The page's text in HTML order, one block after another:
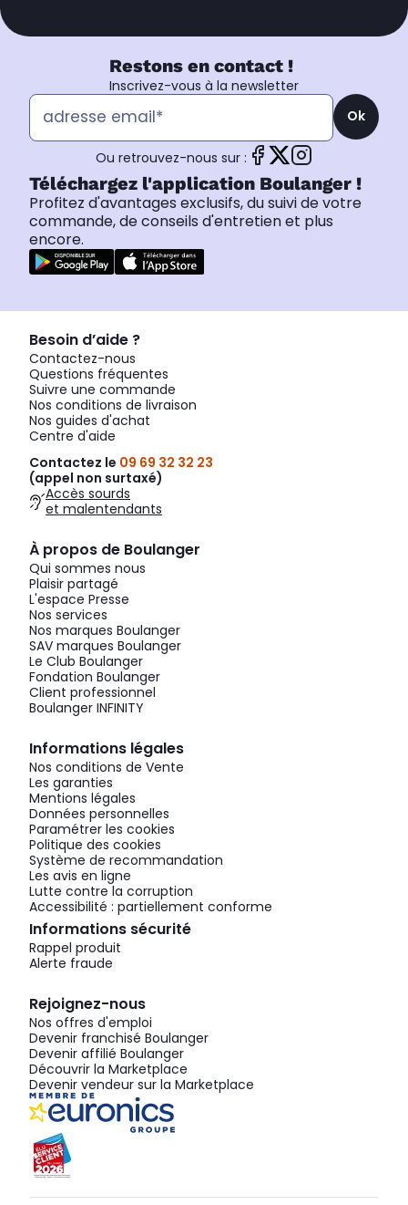
Restons en contact !
Inscrivez-vous à la newsletter
Ok
Ou retrouvez-nous sur :
Téléchargez l'application Boulanger !
Profitez d'avantages exclusifs, du suivi de votre
commande, de conseils d'entretien et plus
encore.
Besoin d’aide ?
Contactez-nous
Questions fréquentes
Suivre une commande
Nos conditions de livraison
Nos guides d'achat
Centre d'aide
Contactez le 09 69 32 32 23
(appel non surtaxé)
Accès sourds
et malentendants
À propos de Boulanger
Qui sommes nous
Plaisir partagé
L'espace Presse
Nos services
Nos marques Boulanger
SAV marques Boulanger
Le Club Boulanger
Fondation Boulanger
Client professionnel
Boulanger INFINITY
Informations légales
Nos conditions de Vente
Les garanties
Mentions légales
Données personnelles
Paramétrer les cookies
Politique des cookies
Système de recommandation
Les avis en ligne
Lutte contre la corruption
Accessibilité : partiellement conforme
Informations sécurité
Rappel produit
Alerte fraude
Rejoignez-nous
Nos offres d'emploi
Devenir franchisé Boulanger
Devenir affilié Boulanger
Découvrir la Marketplace
Devenir vendeur sur la Marketplace